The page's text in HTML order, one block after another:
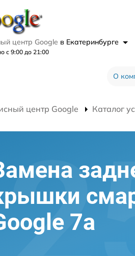
центр Google в Екатеринбурге
с 9:00 до 21:00
О
центр Google Каталог
7a